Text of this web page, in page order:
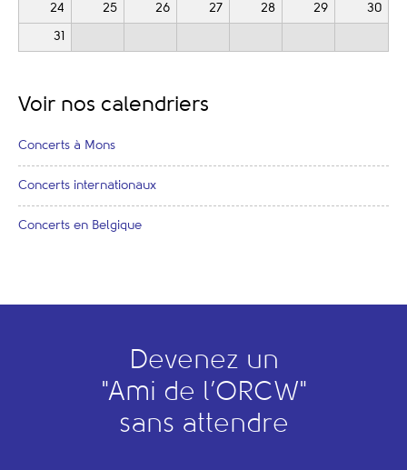
24 25 26 27 28 29 30
31
Voir nos calendriers
Concerts à Mons
Concerts internationaux
Concerts en Belgique
Devenez un
"Ami de l’ORCW"
sans attendre